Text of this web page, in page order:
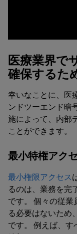
医療業界で
確保するた
幸いなことに、医
ンドツーエンド暗
施によって、内部
ことができます。
最小特権アク
最小権限アクセス
るのは、業務を完
です。 個々の従
る必要はないため
です。 例えば、